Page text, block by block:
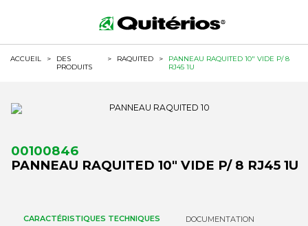
ACCUEIL >
DES
PRODUITS
> RAQUITED >
PANNEAU RAQUITED 10" VIDE P/ 8
RJ45 1U
00100846
PANNEAU RAQUITED 10" VIDE P/ 8 RJ45 1U
CARACTÉRISTIQUES TECHNIQUES DOCUMENTATION